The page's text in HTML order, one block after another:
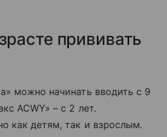
прививать
можно начинать вводить с 9
ACWY» – с 2 лет.
как детям, так и взрослым.